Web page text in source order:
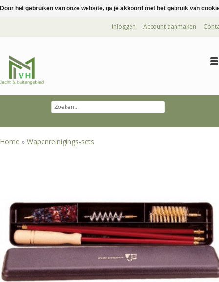
Inloggen Account aanmaken
Home » Wapenreinigings-sets
Door het gebruiken van onze website, ga je akkoord met het gebruik van